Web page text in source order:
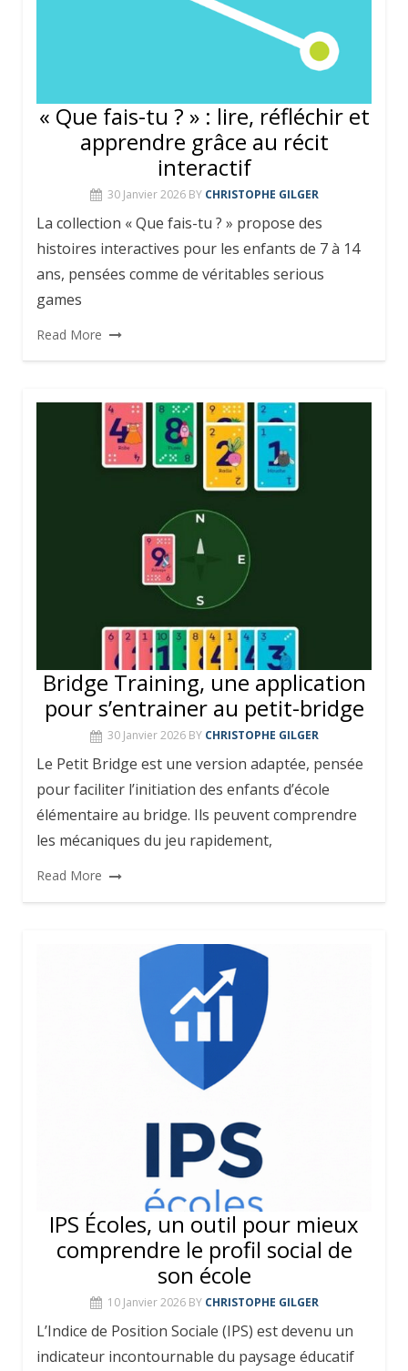
« Que fais-tu ? » : lire, réfléchir et
apprendre grâce au récit
interactif
30 Janvier 2026 BY CHRISTOPHE GILGER
La collection « Que fais-tu ? » propose des
histoires interactives pour les enfants de 7 à 14
ans, pensées comme de véritables serious
games
Read More
Bridge Training, une application
pour s’entrainer au petit-bridge
30 Janvier 2026 BY CHRISTOPHE GILGER
Le Petit Bridge est une version adaptée, pensée
pour faciliter l’initiation des enfants d’école
élémentaire au bridge. Ils peuvent comprendre
les mécaniques du jeu rapidement,
Read More
IPS Écoles, un outil pour mieux
comprendre le profil social de
son école
10 Janvier 2026 BY CHRISTOPHE GILGER
L’Indice de Position Sociale (IPS) est devenu un
indicateur incontournable du paysage éducatif